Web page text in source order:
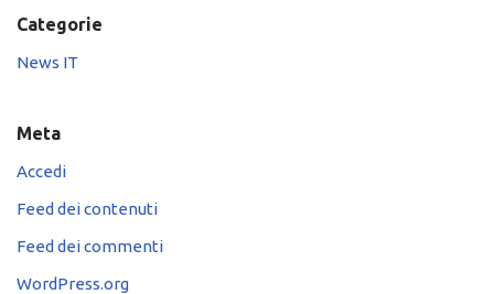
Categorie
News IT
Meta
Accedi
Feed dei contenuti
Feed dei commenti
WordPress.org